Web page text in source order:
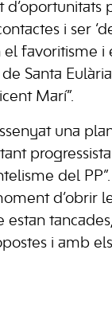
i ser
favoritisme i
Santa
Marí”.
una
del
d’obrir
estan
i amb